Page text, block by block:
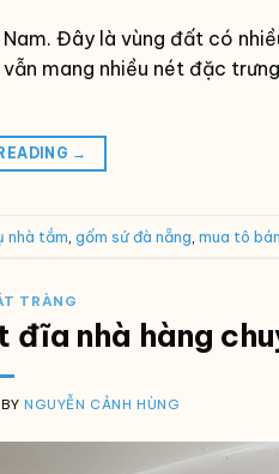
Đây là vùng đất có
mang nhiều nét đặc
→
nhà tắm gốm sứ đà nẵng mua tô
TRÀNG
nhà hàng
BYNGUYỄN CẢNH HÙNG